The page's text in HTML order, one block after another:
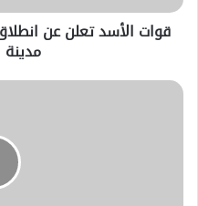
قوات الأسد تعلن عن
مدينة